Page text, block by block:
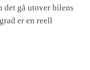
det gå utover bilens
er en reell